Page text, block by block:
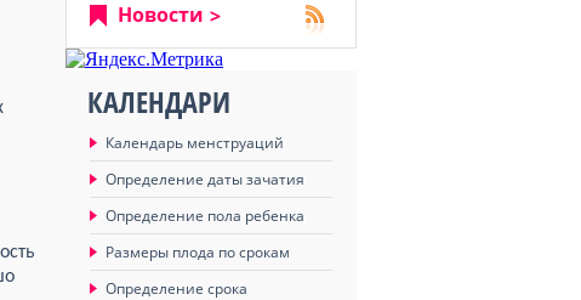
Новости
КАЛЕНДАРИ
Календарь менструаций
Определение даты зачатия
Определение пола ребенка
Размеры плода по срокам
Определение срока